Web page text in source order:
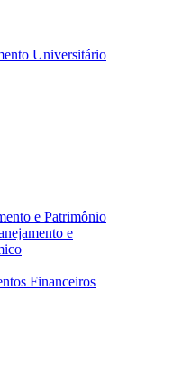
Universitário
e Patrimônio
e
Financeiros